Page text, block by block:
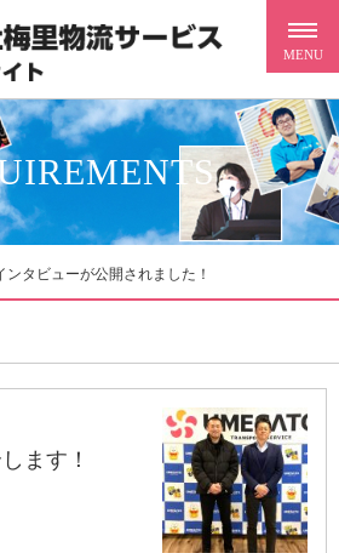
ンタビューが公開されました！
ます！